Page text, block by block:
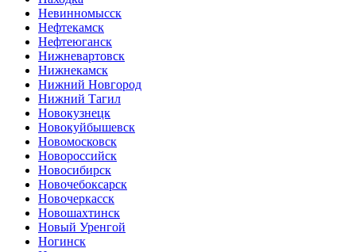
Невинномысск
Нефтекамск
Нефтеюганск
Нижневартовск
Нижнекамск
Нижний Новгород
Нижний Тагил
Новокузнецк
Новокуйбышевск
Новомосковск
Новороссийск
Новосибирск
Новочебоксарск
Новочеркасск
Новошахтинск
Новый Уренгой
Ногинск